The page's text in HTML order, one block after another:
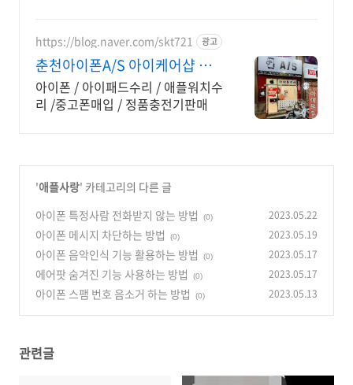
https://blog.naver.com/skt721 광고
춘천아이폰A/S 아이케어샵 정
품 악세사리 판매
아이폰 / 아이패드수리 / 애플워치수
리 /중고폰매입 / 정품충전기판매
'애플사랑' 카테고리의 다른 글
아이폰 특정사람 전화받지 않는 방법
(0) 2023.05.22
아이폰 메시지 차단하는 방법 (0) 2023.05.19
아이폰 음악인식 기능 활용하는 방법 (0) 2023.05.17
에어팟 숨겨진 기능 사용하는 방법 (0) 2023.05.17
아이폰 스팸 번호 음소거 하는 방법 (0) 2023.05.13
관련글